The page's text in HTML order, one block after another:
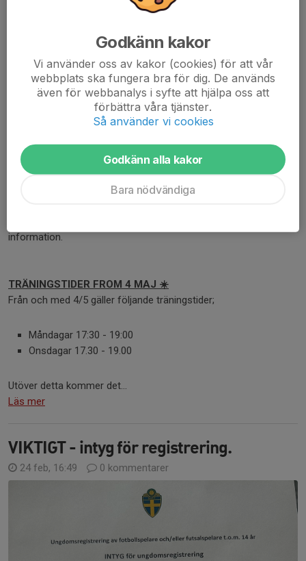
information.
TRÄNINGSTIDER FROM 4 MAJ ☀️
Från och med 4/5 gäller följande träningstider;
Måndagar 17:30 - 19:00
Onsdagar 17.30 - 19.00
Utöver detta kommer det...
Läs mer
VIKTIGT - intyg för registrering.
24 feb, 16:49 0 kommentarer
Godkänn kakor
Vi använder oss av kakor (cookies) för att vår
webbplats ska fungera bra för dig. De används
även för webbanalys i syfte att hjälpa oss att
förbättra våra tjänster.
Så använder vi cookies
Godkänn alla kakor
Bara nödvändiga